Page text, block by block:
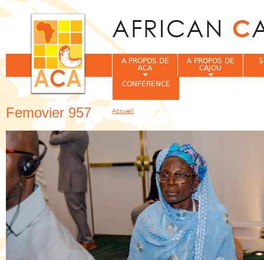
Femovier 957
A PROPOS DE
ACA
A PROPOS DE
CAJOU
CONFÉRENCE
Vous êtes ici
Accueil